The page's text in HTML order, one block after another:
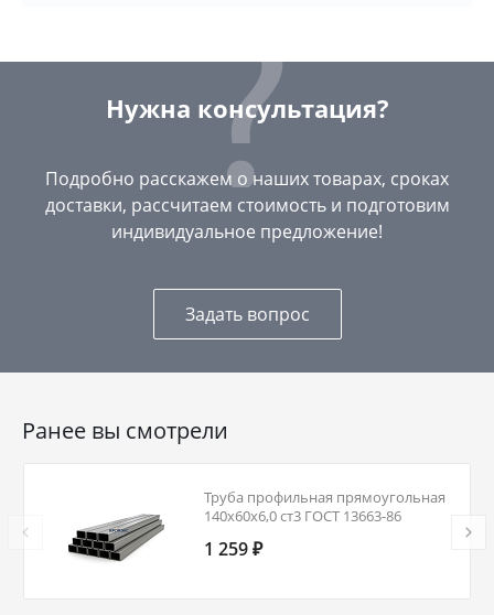
Нужна консультация?
Подробно расскажем о наших товарах, сроках
доставки, рассчитаем стоимость и подготовим
индивидуальное предложение!
Задать вопрос
Ранее вы смотрели
Труба профильная прямоугольная
140х60х6,0 ст3 ГОСТ 13663-86
1 259 ₽